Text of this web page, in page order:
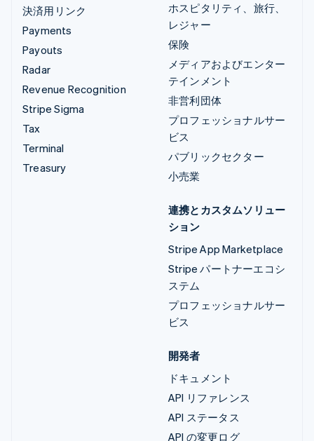
決済用リンク
Payments
Payouts
Radar
Revenue Recognition
Stripe Sigma
Tax
Terminal
Treasury
ホスピタリティ、旅行、
レジャー
保険
メディアおよびエンター
テインメント
非営利団体
プロフェッショナルサー
ビス
パブリックセクター
小売業
連携とカスタムソリュー
ション
Stripe App Marketplace
Stripe パートナーエコシ
ステム
プロフェッショナルサー
ビス
開発者
ドキュメント
API リファレンス
API ステータス
API の変更ログ